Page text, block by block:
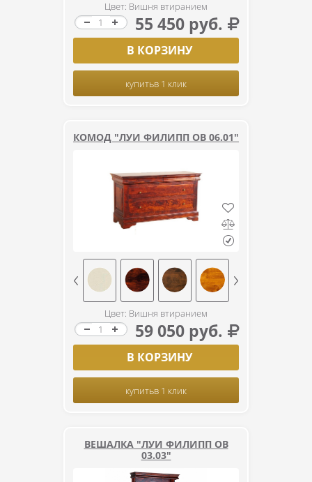
Цвет: Вишня втиранием
55 450 руб.
В КОРЗИНУ
купитьв 1 клик
КОМОД "ЛУИ ФИЛИПП ОВ 06.01"
Цвет: Вишня втиранием
59 050 руб.
В КОРЗИНУ
купитьв 1 клик
ВЕШАЛКА "ЛУИ ФИЛИПП ОВ
03.03"